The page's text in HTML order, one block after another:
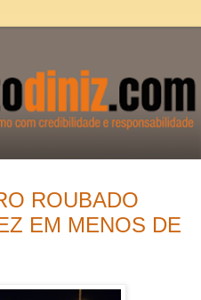
ROUBADO
EM MENOS DE